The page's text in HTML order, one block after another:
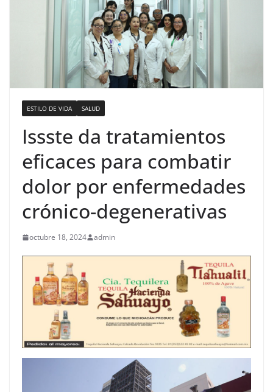
ESTILO DE VIDA SALUD
Issste da tratamientos
eficaces para combatir
dolor por enfermedades
crónico-degenerativas
octubre 18, 2024 admin